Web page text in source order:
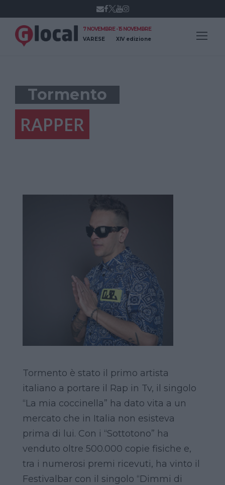
7 NOVEMBRE - 15 NOVEMBRE
VARESE
XIV edizione
Tormento
RAPPER
Tormento è stato il primo artista
italiano a portare il Rap in Tv, il singolo
“La mia coccinella” ha dato vita a un
mercato che in Italia non esisteva
prima di lui. Con i “Sottotono” ha
venduto oltre 500.000 copie fisiche e,
tra i numerosi premi ricevuti, ha vinto il
Festivalbar con il singolo “Dimmi di